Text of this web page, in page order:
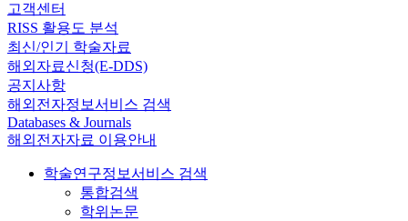
고객센터
RISS 활용도 분석
최신/인기 학술자료
해외자료신청(E-DDS)
공지사항
해외전자정보서비스 검색
Databases & Journals
해외전자자료 이용안내
학술연구정보서비스 검색
통합검색
학위논문